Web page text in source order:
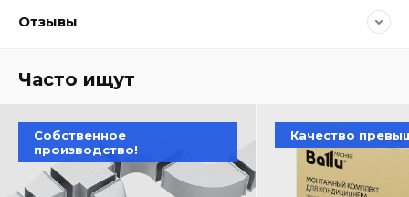
Отзывы
Часто ищут
Собственное
производство!
Качество